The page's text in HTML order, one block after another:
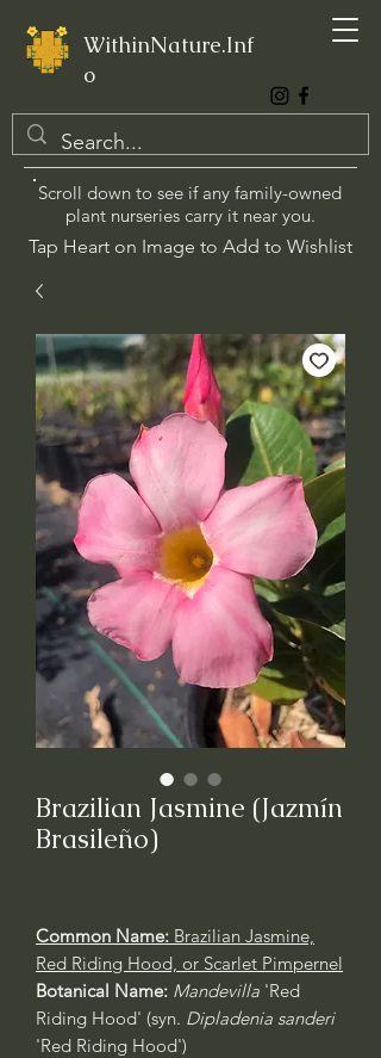
WithinNature.Inf
o
Scroll down to see if any family-owned
plant nurseries carry it near you.
Tap Heart on Image to Add to Wishlist
Brazilian Jasmine (Jazmín
Brasileño)
Common Name: Brazilian Jasmine,
Red Riding Hood, or Scarlet Pimpernel
Botanical Name: Mandevilla 'Red
Riding Hood' (syn. Dipladenia sanderi
'Red Riding Hood')